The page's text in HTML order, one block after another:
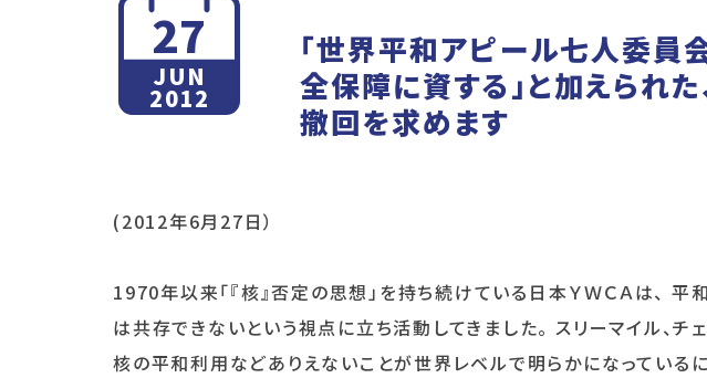
27
JUN
2012
「世界平和アピール七人委員
全保障に資する」と加えられ
撤回を求めます
(2012年6月27日）
1970年以来「『核』否定の思想」を持ち続けている日本ＹＷＣＡは、
は共存できないという視点に立ち活動してきました。 スリーマイル、チ
核の平和利用などありえないことが世界レベルで明らかになっている